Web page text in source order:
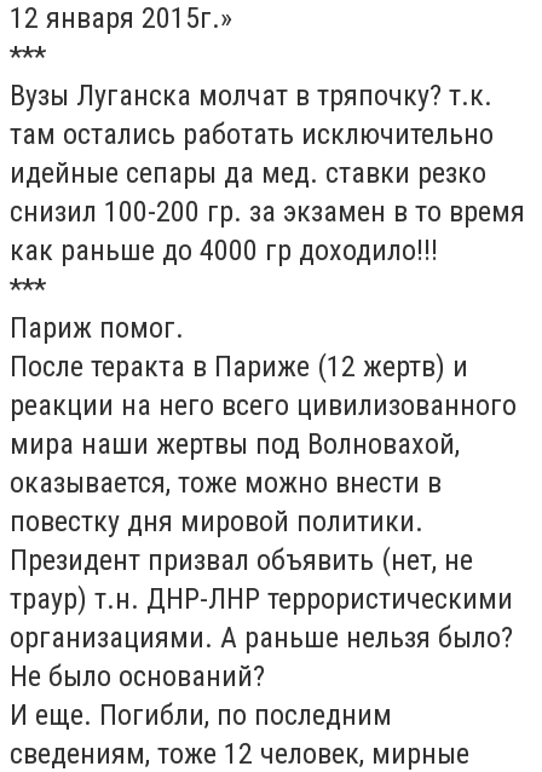
12 января 2015г.»
***
Вузы Луганска молчат в тряпочку? т.к.
там остались работать исключительно
идейные сепары да мед. ставки резко
снизил 100-200 гр. за экзамен в то время
как раньше до 4000 гр доходило!!!
***
Париж помог.
После теракта в Париже (12 жертв) и
реакции на него всего цивилизованного
мира наши жертвы под Волновахой,
оказывается, тоже можно внести в
повестку дня мировой политики.
Президент призвал объявить (нет, не
траур) т.н. ДНР-ЛНР террористическими
организациями. А раньше нельзя было?
Не было оснований?
И еще. Погибли, по последним
сведениям, тоже 12 человек, мирные